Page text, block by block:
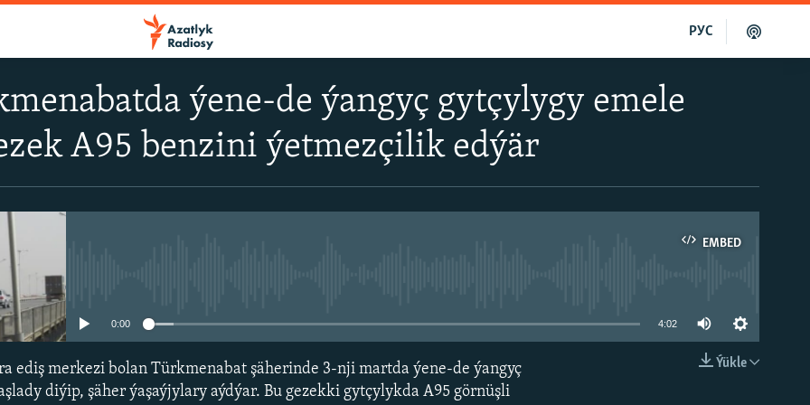
РУС
ýene-de ýangyç gytçylygy emele
A95 benzini ýetmezçilik edýär
EMBED
0:00 4:02
Ýükle
ediş merkezi bolan Türkmenabat şäherinde 3-nji martda ýene-de ýangyç
diýip, şäher ýaşaýjylary aýdýar. Bu gezekki gytçylykda A95 görnüşli